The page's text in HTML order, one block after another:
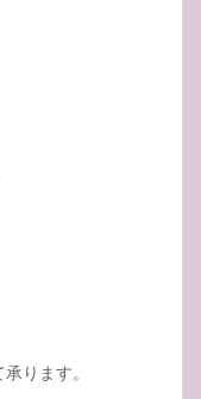
ります。